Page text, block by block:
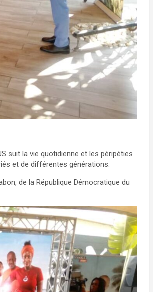
suit la vie quotidienne et les péripéties
et de différentes générations.
de la République Démocratique du